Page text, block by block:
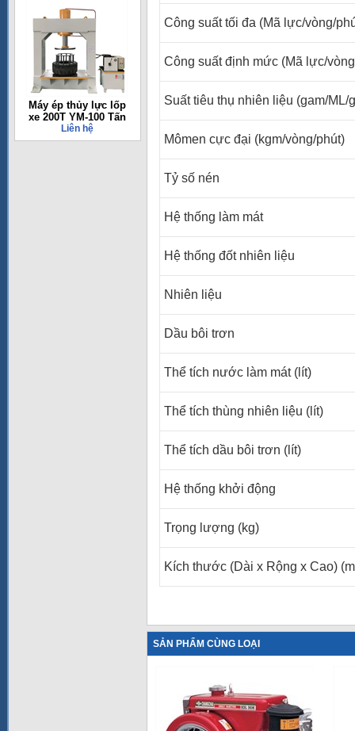
Máy ép thủy lực lốp
xe 200T YM-100 Tấn
Liên hệ
Công suất tối đa (Mã lực/vòng/
Công suất định mức (Mã lực/
Suất tiêu thụ nhiên liệu (gam/ML/
Mômen cực đại (kgm/vòng/phút)
Tỷ số nén
Hệ thống làm mát
Hệ thống đốt nhiên liệu
Nhiên liệu
Dầu bôi trơn
Thể tích nước làm mát (lít)
Thể tích thùng nhiên liệu (lít)
Thể tích dầu bôi trơn (lít)
Hệ thống khởi động
Trọng lượng (kg)
Kích thước (Dài x Rộng x Cao)
SẢN PHẨM CÙNG LOẠI